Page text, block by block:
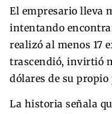
El empresario lleva
intentando
realizó al menos 17
trascendió, invirtió
dólares de su
La historia señala